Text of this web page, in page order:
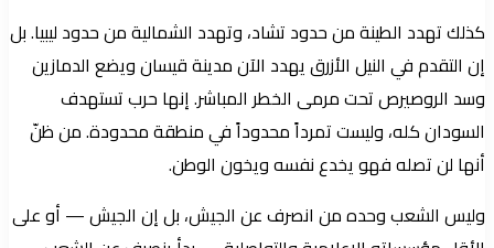
كذلك تهدد الطينة من حدود تشاد، وتهدد الشمالية من حدود ليبيا. بل
إن التقدم في النيل الأزرق يهدد الآن مدينة قيسان ويضع الدمازين
وسد الروصيرص تحت مرمى الخطر المباشر. إنها حرب تستهدف
السودان كله، وليست تمرداً محدوداً في منطقة محدودة. من ظنّ
أنها لن تصله فهو يخدع نفسه ويخون الوطن.
وليس الشعب وحده من انصرف عن الجيش، بل إن الجيش — أو على